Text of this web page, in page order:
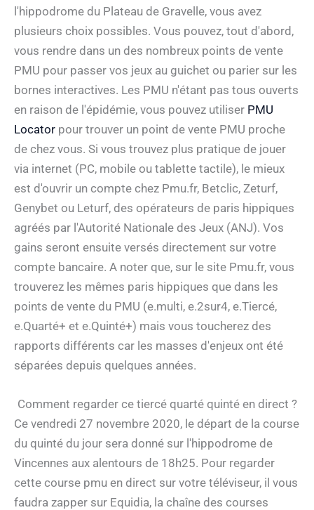
l'hippodrome du Plateau de Gravelle, vous avez
plusieurs choix possibles. Vous pouvez, tout d'abord,
vous rendre dans un des nombreux points de vente
PMU pour passer vos jeux au guichet ou parier sur les
bornes interactives. Les PMU n'étant pas tous ouverts
en raison de l'épidémie, vous pouvez utiliser PMU
Locator pour trouver un point de vente PMU proche
de chez vous. Si vous trouvez plus pratique de jouer
via internet (PC, mobile ou tablette tactile), le mieux
est d'ouvrir un compte chez Pmu.fr, Betclic, Zeturf,
Genybet ou Leturf, des opérateurs de paris hippiques
agréés par l'Autorité Nationale des Jeux (ANJ). Vos
gains seront ensuite versés directement sur votre
compte bancaire. A noter que, sur le site Pmu.fr, vous
trouverez les mêmes paris hippiques que dans les
points de vente du PMU (e.multi, e.2sur4, e.Tiercé,
e.Quarté+ et e.Quinté+) mais vous toucherez des
rapports différents car les masses d'enjeux ont été
séparées depuis quelques années.
Comment regarder ce tiercé quarté quinté en direct ?
Ce vendredi 27 novembre 2020, le départ de la course
du quinté du jour sera donné sur l'hippodrome de
Vincennes aux alentours de 18h25. Pour regarder
cette course pmu en direct sur votre téléviseur, il vous
faudra zapper sur Equidia, la chaîne des courses